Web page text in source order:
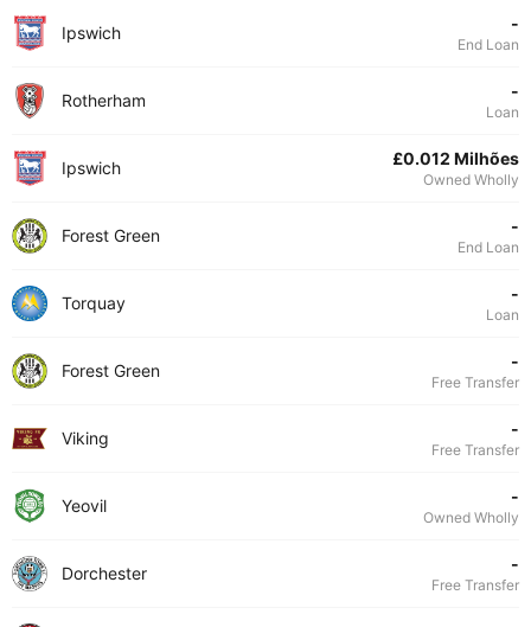
Ipswich -
End Loan
Rotherham -
Loan
Ipswich £0.012 Milhões
Owned Wholly
Forest Green -
End Loan
Torquay -
Loan
Forest Green -
Free Transfer
Viking -
Free Transfer
Yeovil -
Owned Wholly
Dorchester -
Free Transfer